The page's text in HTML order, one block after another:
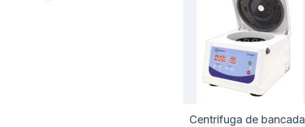
Centrifuga de bancada